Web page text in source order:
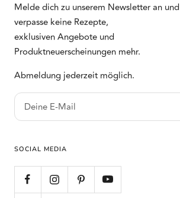
Melde dich zu unserem Newsletter an und
verpasse keine Rezepte,
exklusiven Angebote und
Produktneuerscheinungen mehr.
Abmeldung jederzeit möglich.
Deine E-Mail
SOCIAL MEDIA